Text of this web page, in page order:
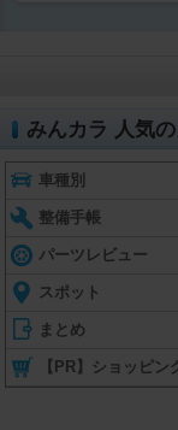
みんカラ 人気
車種別
整備手帳
パーツレビュー
スポット
まとめ
【PR】ショッピン